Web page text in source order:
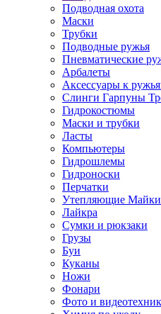
Подводная охота
Маски
Трубки
Подводные ружья
Пневматические
Арбалеты
Аксессуары к
Слинги Гарпуны
Гидрокостюмы
Маски и трубки
Ласты
Компьютеры
Гидрошлемы
Гидроноски
Перчатки
Утепляющие
Лайкра
Сумки и рюкзаки
Грузы
Буи
Куканы
Ножи
Фонари
Фото и